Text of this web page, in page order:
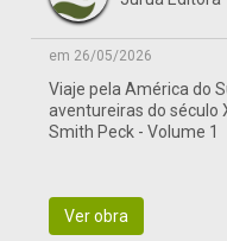
em 26/05/2026
Viaje pela América do
aventureiras do século
Smith Peck - Volume 1
Ver obra